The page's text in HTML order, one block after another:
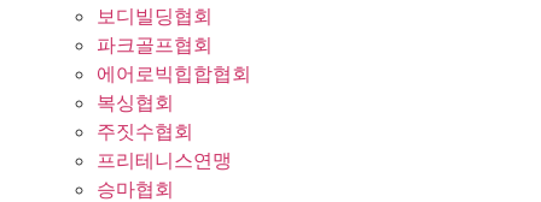
보디빌딩협회
파크골프협회
에어로빅힙합협회
복싱협회
주짓수협회
프리테니스연맹
승마협회